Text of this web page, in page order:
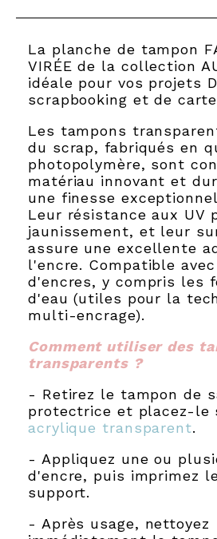
La planche de tampon
VIRÉE de la collection
idéale pour vos projets
scrapbooking et de
Les tampons
du scrap, fabriqués en
photopolymère, sont
matériau innovant et
une finesse
Leur résistance aux UV
jaunissement, et leur
assure une excellente
l'encre. Compatible
d'encres, y compris les
d'eau (utiles pour la
multi-encrage).
Comment utiliser des
transparents ?
- Retirez le tampon de
protectrice et placez-le
acrylique transparent.
- Appliquez une ou
d'encre, puis imprimez
support.
- Après usage, nettoyez